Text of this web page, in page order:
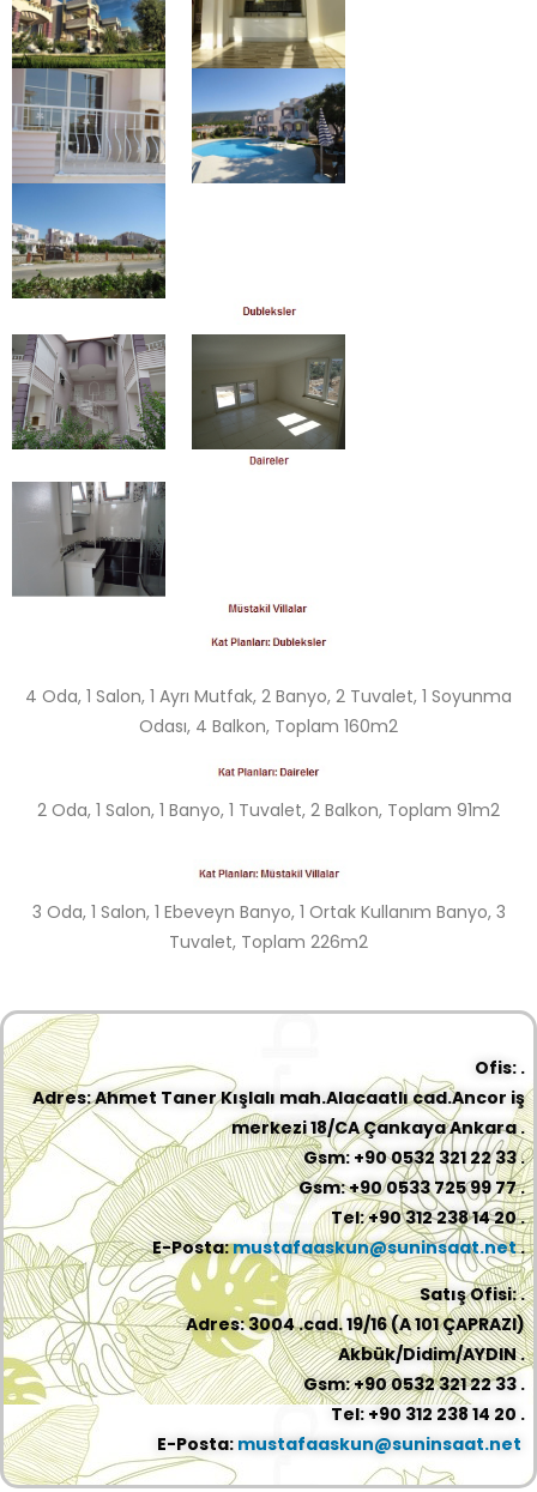
4 Oda, 1 Salon, 1 Ayrı Mutfak, 2 Banyo, 2 Tuvalet, 1 Soyunma
Odası, 4 Balkon, Toplam 160m2
2 Oda, 1 Salon, 1 Banyo, 1 Tuvalet, 2 Balkon, Toplam 91m2
3 Oda, 1 Salon, 1 Ebeveyn Banyo, 1 Ortak Kullanım Banyo, 3
Tuvalet, Toplam 226m2
Ofis: .
Adres: Ahmet Taner Kışlalı mah.Alacaatlı cad.Ancor iş
merkezi 18/CA Çankaya Ankara .
Gsm: +90 0532 321 22 33 .
Gsm: +90 0533 725 99 77 .
Tel: +90 312 238 14 20 .
E-Posta:mustafaaskun@suninsaat.net.
Satış Ofisi: .
Adres: 3004 .cad. 19/16 (A 101 ÇAPRAZI)
Akbük/Didim/AYDIN .
Gsm: +90 0532 321 22 33 .
Tel: +90 312 238 14 20 .
E-Posta: mustafaaskun@suninsaat.net